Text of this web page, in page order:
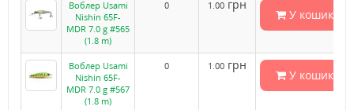
Воблер Usami
Nishin 65F-
MDR 7.0 g #565
(1.8 m)
0 1.00 грн
У кошик
Воблер Usami
Nishin 65F-
MDR 7.0 g #567
(1.8 m)
0 1.00 грн
У кошик